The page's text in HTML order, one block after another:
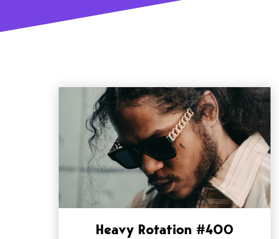
Heavy Rotation #400